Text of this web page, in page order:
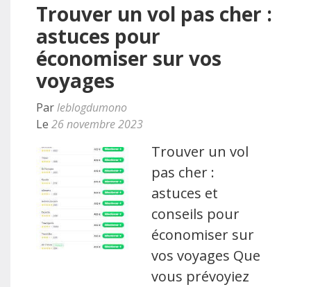
Trouver un vol pas cher :
astuces pour
économiser sur vos
voyages
Parleblogdumono
Le 26 novembre 2023
Trouver un vol
pas cher :
astuces et
conseils pour
économiser sur
vos voyages Que
vous prévoyiez